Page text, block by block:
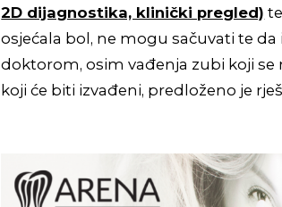
2D dijagnostika, klinički pregled)
osjećala bol, ne mogu sačuvati te
doktorom, osim vađenja zubi koji
koji će biti izvađeni, predloženo je